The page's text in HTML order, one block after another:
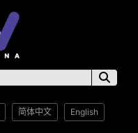
简体中文 English